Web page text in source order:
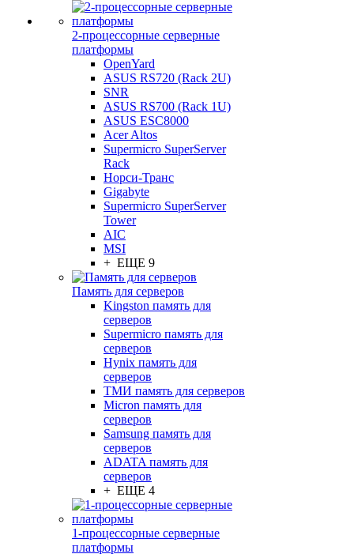
2-процессорные серверные
платформы
OpenYard
ASUS RS720 (Rack 2U)
SNR
ASUS RS700 (Rack 1U)
ASUS ESC8000
Acer Altos
Supermicro SuperServer
Rack
Норси-Транс
Gigabyte
Supermicro SuperServer
Tower
AIC
MSI
+ ЕЩЕ 9
Память для серверов
Kingston память для
серверов
Supermicro память для
серверов
Hynix память для
серверов
ТМИ память для серверов
Micron память для
серверов
Samsung память для
серверов
ADATA память для
серверов
+ ЕЩЕ 4
1-процессорные серверные
платформы